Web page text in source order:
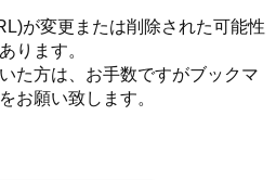
が変更または削除された可能性
ります。
た方は、お手数ですがブックマ
お願い致します。